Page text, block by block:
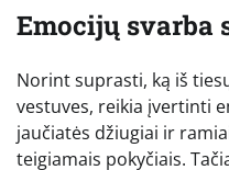
Emocijų svarba
Norint suprasti, ką iš
vestuves, reikia įvertinti
jaučiatės džiugiai ir
teigiamais pokyčiais.